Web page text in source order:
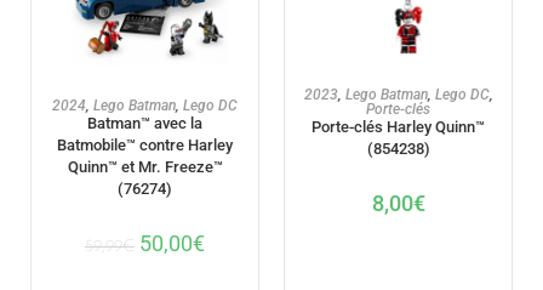
AJOUTER AU PANIER
2024, Lego Batman, Lego DC
Batman™ avec la
Batmobile™ contre Harley
Quinn™ et Mr. Freeze™
(76274)
59,99€ 50,00€
AJOUTER AU PANIER
2023, Lego Batman, Lego DC,
Porte-clés
Porte-clés Harley Quinn™
(854238)
8,00€